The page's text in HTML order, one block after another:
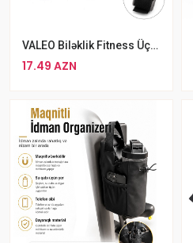
VALEO Biləklik Fitness Üçün Cüt
17.49 AZN